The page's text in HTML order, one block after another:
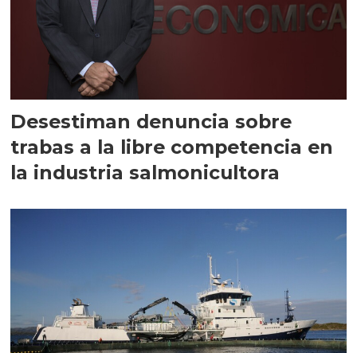
Desestiman denuncia sobre
trabas a la libre competencia en
la industria salmonicultora